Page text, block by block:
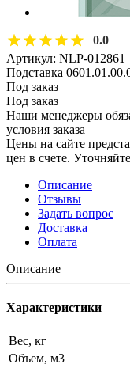
0.0
Артикул: NLP-012861
Подставка
Под заказ
Под заказ
Наши менеджеры
условия заказа
Цены на сайте
цен в счете.
Описание
Отзывы
Задать вопрос
Доставка
Оплата
Описание
Характеристики
Вес, кг
Объем, м3